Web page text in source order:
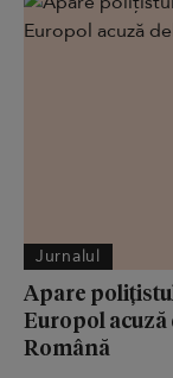
Jurnalul
Apare
Europol
Română